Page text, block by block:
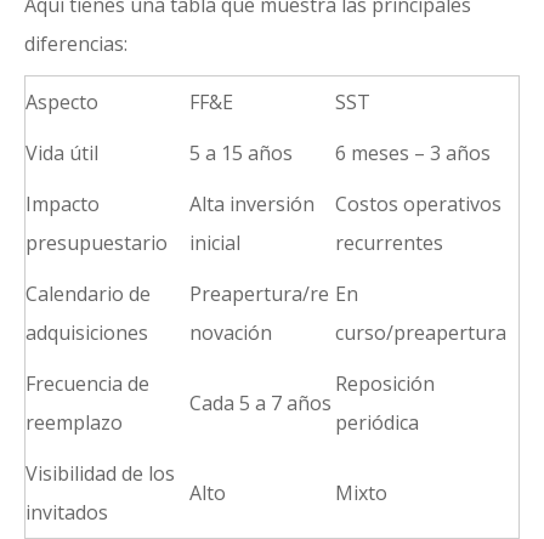
diferencias:
Aspecto FF&E
SST
Vida útil
5 a 15 años
6 meses – 3 años
Impacto
presupuestario
Alta inversión
inicial
Costos operativos
recurrentes
Calendario de
adquisiciones
Preapertura/re
novación
En
curso/preapertura
Frecuencia de
reemplazo
Cada 5 a 7 años
Reposición
periódica
Visibilidad de los
invitados
Alto Mixto